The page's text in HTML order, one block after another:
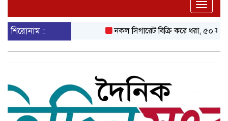
Toggle
শিরোনাম :
নকল সিগারেট বিক্রি করে ধরা, ৫০